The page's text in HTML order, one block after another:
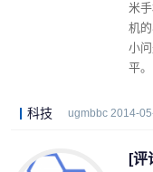
米
机
小
平。
科技 ugmbbc 2014-
[评